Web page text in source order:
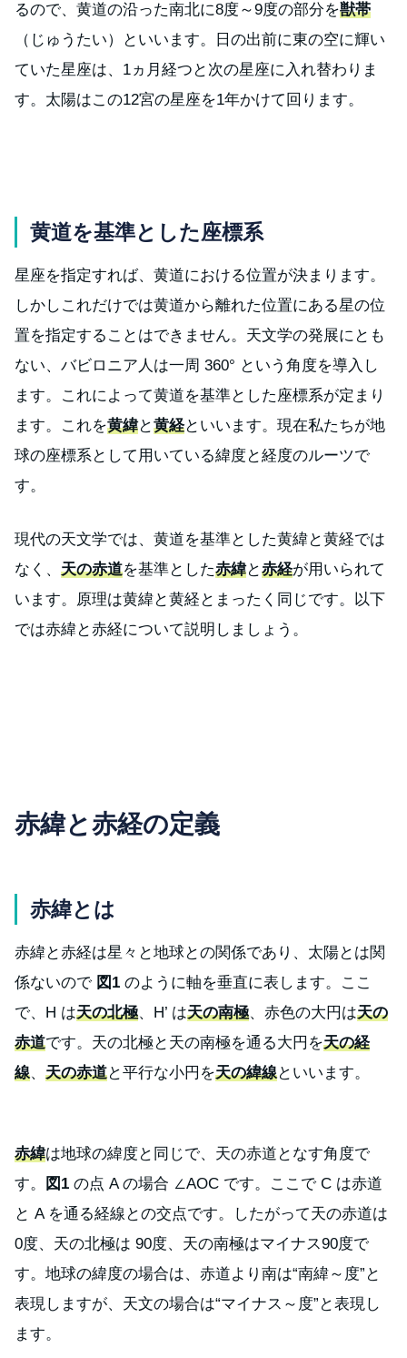
るので、黄道の沿った南北に8度～9度の部分を獣帯
（じゅうたい）といいます。日の出前に東の空に輝い
ていた星座は、1ヵ月経つと次の星座に入れ替わりま
す。太陽はこの12宮の星座を1年かけて回ります。
黄道を基準とした座標系
星座を指定すれば、黄道における位置が決まります。
しかしこれだけでは黄道から離れた位置にある星の位
置を指定することはできません。天文学の発展にとも
ない、バビロニア人は一周 360° という角度を導入し
ます。これによって黄道を基準とした座標系が定まり
ます。これを黄緯と黄経といいます。現在私たちが地
球の座標系として用いている緯度と経度のルーツで
す。
現代の天文学では、黄道を基準とした黄緯と黄経では
なく、 天の赤道を基準とした赤緯と赤経が用いられて
います。原理は黄緯と黄経とまったく同じです。以下
では赤緯と赤経について説明しましょう。
赤緯と赤経の定義
赤緯とは
赤緯と赤経は星々と地球との関係であり、太陽とは関
係ないので 図1 のように軸を垂直に表します。ここ
で、H は天の北極、H’ は天の南極、赤色の大円は天の
赤道です。天の北極と天の南極を通る大円を天の経
線、 天の赤道と平行な小円を天の緯線といいます。
赤緯は地球の緯度と同じで、天の赤道となす角度で
す。
図1 の点 A の場合 ∠AOC です。ここで C は赤道
と A を通る経線との交点です。したがって天の赤道は
0度、天の北極は 90度、天の南極はマイナス90度で
す。地球の緯度の場合は、赤道より南は“南緯～度”と
表現しますが、天文の場合は“マイナス～度”と表現し
ます。